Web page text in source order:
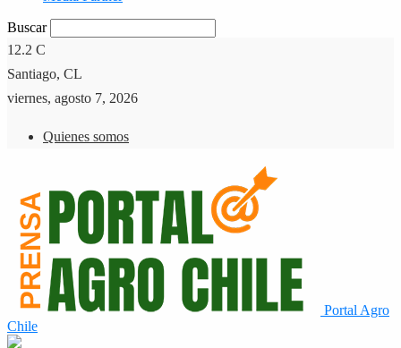
Buscar
12.2 C
Santiago, CL
viernes, agosto 7, 2026
Quienes somos
Portal Agro
Chile